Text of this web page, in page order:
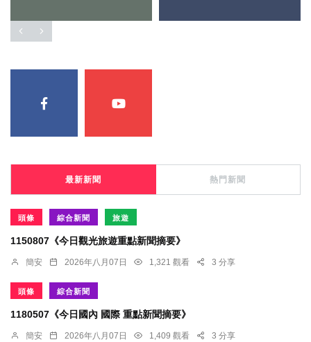
最新新聞 熱門新聞
頭條 綜合新聞 旅遊
1150807《今日觀光旅遊重點新聞摘要》
簡安 2026年八月07日 1,321 觀看 3 分享
頭條 綜合新聞
1180507《今日國內 國際 重點新聞摘要》
簡安 2026年八月07日 1,409 觀看 3 分享